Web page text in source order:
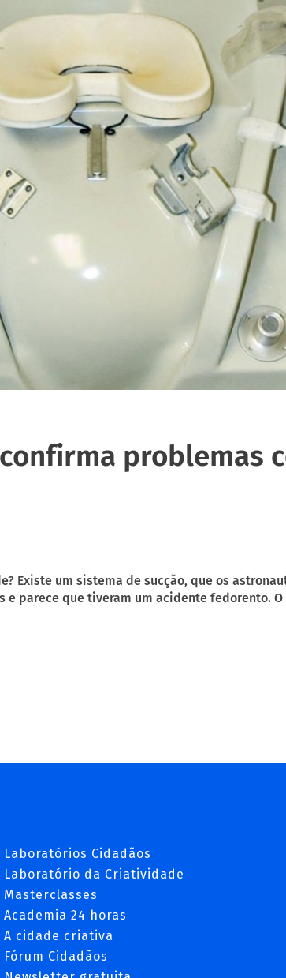
problemas
Existe um sistema de sucção, que os
parece que tiveram um acidente fedorento.
Laboratórios Cidadãos
Laboratório da Criatividade
Masterclasses
Academia 24 horas
A cidade criativa
Fórum Cidadãos